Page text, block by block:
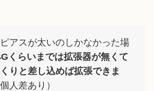
アスが太いのしかなかった場
くらいまでは拡張器が無くて
りと差し込めば拡張できま
個人差あり）